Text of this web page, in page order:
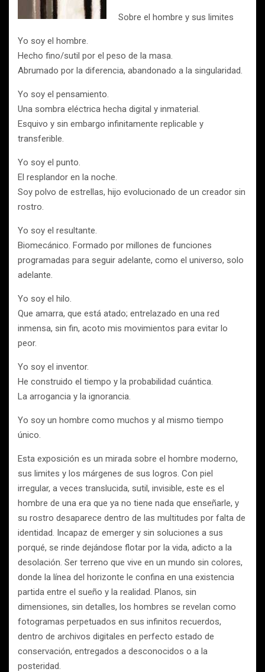
Sobre el hombre y sus limites
Yo soy el hombre.
Hecho fino/sutil por el peso de la masa.
Abrumado por la diferencia, abandonado a la singularidad.
Yo soy el pensamiento.
Una sombra eléctrica hecha digital y inmaterial.
Esquivo y sin embargo infinitamente replicable y
transferible.
Yo soy el punto.
El resplandor en la noche.
Soy polvo de estrellas, hijo evolucionado de un creador sin
rostro.
Yo soy el resultante.
Biomecánico. Formado por millones de funciones
programadas para seguir adelante, como el universo, solo
adelante.
Yo soy el hilo.
Que amarra, que está atado; entrelazado en una red
inmensa, sin fin, acoto mis movimientos para evitar lo
peor.
Yo soy el inventor.
He construido el tiempo y la probabilidad cuántica.
La arrogancia y la ignorancia.
Yo soy un hombre como muchos y al mismo tiempo
único.
Esta exposición es un mirada sobre el hombre moderno,
sus limites y los márgenes de sus logros. Con piel
irregular, a veces translucida, sutil, invisible, este es el
hombre de una era que ya no tiene nada que enseñarle, y
su rostro desaparece dentro de las multitudes por falta de
identidad. Incapaz de emerger y sin soluciones a sus
porqué, se rinde dejándose flotar por la vida, adicto a la
desolación. Ser terreno que vive en un mundo sin colores,
donde la línea del horizonte le confina en una existencia
partida entre el sueño y la realidad. Planos, sin
dimensiones, sin detalles, los hombres se revelan como
fotogramas perpetuados en sus infinitos recuerdos,
dentro de archivos digitales en perfecto estado de
conservación, entregados a desconocidos o a la
posteridad.